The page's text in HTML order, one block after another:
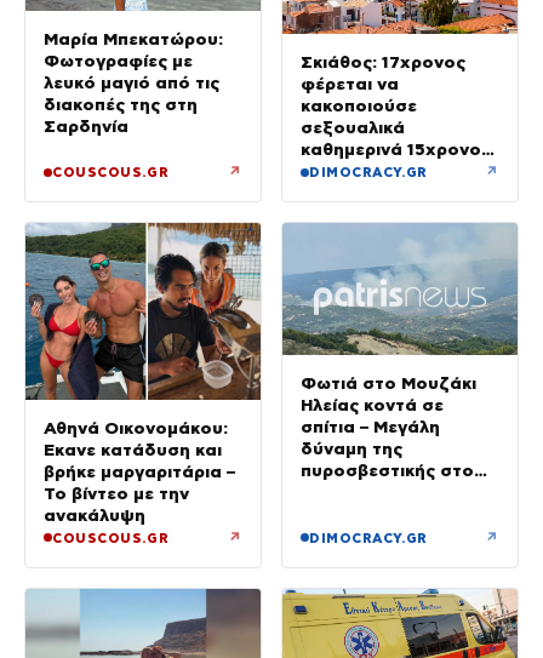
Μαρία Μπεκατώρου:
Φωτογραφίες με
λευκό μαγιό από τις
διακοπές της στη
Σαρδηνία
COUSCOUS.GR ↗
Σκιάθος: 17χρονος
φέρεται να
κακοποιούσε
σεξουαλικά
καθημερινά 15χρονο
και να τον εκβίαζε με
DIMOCRACY.GR ↗
Αθηνά Οικονομάκου:
Έκανε κατάδυση και
βρήκε μαργαριτάρια –
Το βίντεο με την
ανακάλυψη
COUSCOUS.GR ↗
Φωτιά στο Μουζάκι
Ηλείας κοντά σε
σπίτια – Μεγάλη
δύναμη της
πυροσβεστικής στο
DIMOCRACY.GR ↗